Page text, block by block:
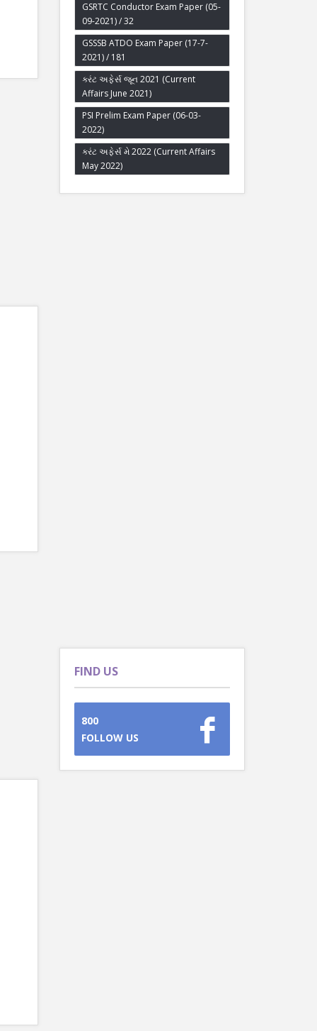
GSRTC Conductor Exam Paper (05-
09-2021) / 32
GSSSB ATDO Exam Paper (17-7-
2021) / 181
કરંટ અફેર્સ જૂન 2021 (Current
Affairs June 2021)
PSI Prelim Exam Paper (06-03-
2022)
કરંટ અફેર્સ મે 2022 (Current Affairs
May 2022)
FIND US
800
FOLLOW US